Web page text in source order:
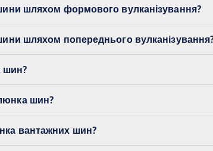
шляхом формового вулканізування?
шляхом попереднього
шин?
шин?
вантажних шин?